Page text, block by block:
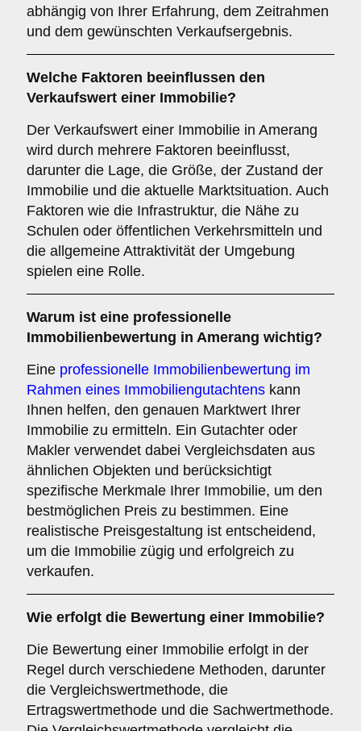
abhängig von Ihrer Erfahrung, dem Zeitrahmen
und dem gewünschten Verkaufsergebnis.
Welche Faktoren beeinflussen den
Verkaufswert einer Immobilie?
Der Verkaufswert einer Immobilie in Amerang
wird durch mehrere Faktoren beeinflusst,
darunter die Lage, die Größe, der Zustand der
Immobilie und die aktuelle Marktsituation. Auch
Faktoren wie die Infrastruktur, die Nähe zu
Schulen oder öffentlichen Verkehrsmitteln und
die allgemeine Attraktivität der Umgebung
spielen eine Rolle.
Warum ist eine professionelle
Immobilienbewertung in Amerang wichtig?
Eine professionelle Immobilienbewertung im
Rahmen eines Immobiliengutachtens kann
Ihnen helfen, den genauen Marktwert Ihrer
Immobilie zu ermitteln. Ein Gutachter oder
Makler verwendet dabei Vergleichsdaten aus
ähnlichen Objekten und berücksichtigt
spezifische Merkmale Ihrer Immobilie, um den
bestmöglichen Preis zu bestimmen. Eine
realistische Preisgestaltung ist entscheidend,
um die Immobilie zügig und erfolgreich zu
verkaufen.
Wie erfolgt die Bewertung einer Immobilie?
Die Bewertung einer Immobilie erfolgt in der
Regel durch verschiedene Methoden, darunter
die Vergleichswertmethode, die
Ertragswertmethode und die Sachwertmethode.